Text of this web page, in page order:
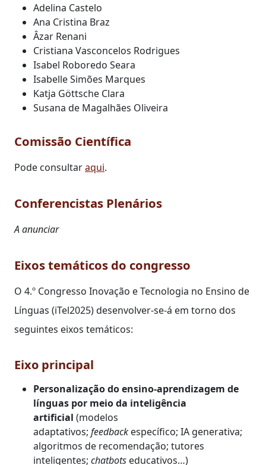
Adelina Castelo
Ana Cristina Braz
Âzar Renani
Cristiana Vasconcelos Rodrigues
Isabel Roboredo Seara
Isabelle Simões Marques
Katja Göttsche Clara
Susana de Magalhães Oliveira
Comissão Científica
Pode consultaraqui.
Conferencistas Plenários
A anunciar
Eixos temáticos do congresso
O 4.º Congresso Inovação e Tecnologia no Ensino de
Línguas (iTel2025) desenvolver-se-á em torno dos
seguintes eixos temáticos:
Eixo principal
Personalização do ensino-aprendizagem de
línguas por meio da inteligência
artificial (modelos
adaptativos; feedback específico; IA generativa;
algoritmos de recomendação; tutores
inteligentes; chatbots educativos…)